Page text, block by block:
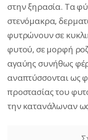
στην ξηρασία. Τα
στενόμακρα,
φυτρώνουν σε
φυτού, σε μορφή
αγαύης συνήθως
αναπτύσσονται ως
προστασίας του
την κατανάλωναν